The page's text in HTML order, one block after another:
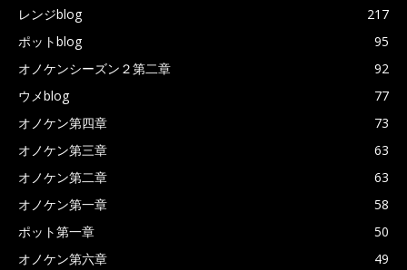
レンジblog
217
ポットblog
95
オノケンシーズン２第二章
92
ウメblog
77
オノケン第四章
73
オノケン第三章
63
オノケン第二章
63
オノケン第一章
58
ポット第一章
50
オノケン第六章
49